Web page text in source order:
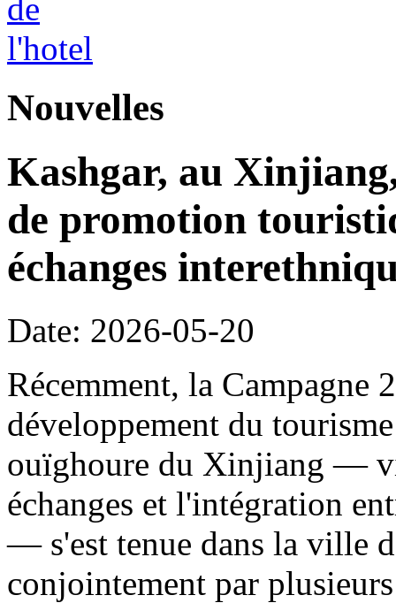
Nouvelles
Kashgar, au
de promotion
échanges
Date: 2026-05-20
Récemment, la Campagne
développement du
ouïghoure du Xinjiang —
échanges et l'intégration
— s'est tenue dans la ville
conjointement par